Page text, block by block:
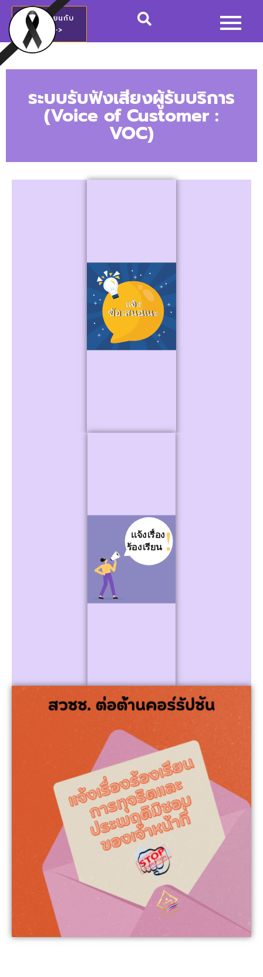
สมัครเรียนกับ
วชช.>>
ระบบรับฟังเสียงผู้รับบริการ
(Voice of Customer :
VOC)